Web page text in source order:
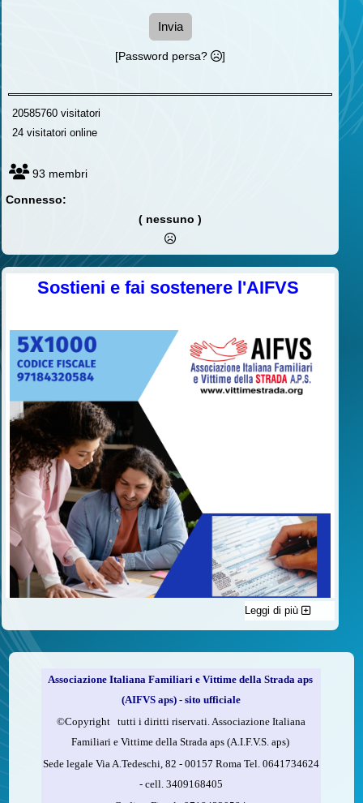
Invia
[Password persa? ]
20585760 visitatori
24 visitatori online
93 membri
Connesso:
( nessuno )
Sostieni e fai sostenere l'AIFVS
C'è un modo di contribuire alle attività dell’A.I.F.V.S. a favore
delle vittime della strada e per dare giustizia ai superstiti ed ai
loro familiari che non costa nulla: devolvere il 5 per mille della
Compila la scheda CUD o del modello 730.
Firma nel riquadro indicato come “Sostegno delle
organizzazioni non lucrative di utilità sociale, delle associazioni
Leggi di più
Associazione Italiana Familiari e Vittime della Strada aps
(AIFVS aps) - sito ufficiale
©​Copyright tutti i diritti riservati. Associazione Italiana
Familiari e Vittime della Strada aps (A.I.F.V.S. aps)
Sede legale Via A.Tedeschi, 82 - 00157 Roma Tel. 0641734624
-cell.3409168405